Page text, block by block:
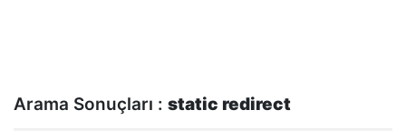
Arama Sonuçları : static redirect